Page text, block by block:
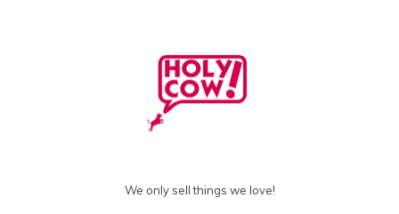
We only sell things we love!